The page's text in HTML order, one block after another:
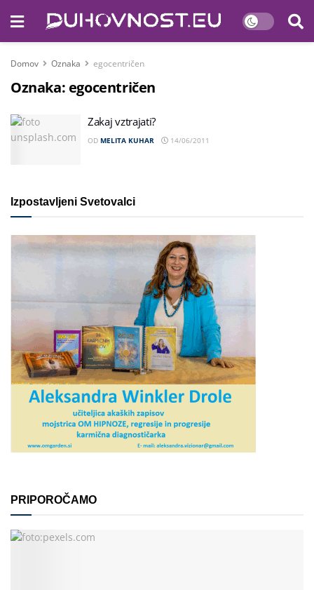
Domov Oznaka egocentričen
Oznaka: egocentričen
Zakaj vztrajati?
OD MELITA KUHAR 14/06/2011
Izpostavljeni Svetovalci
PRIPOROČAMO